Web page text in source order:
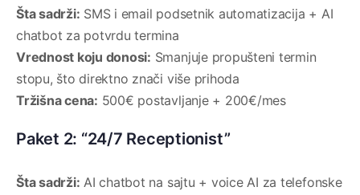
Šta sadrži: SMS i email podsetnik automatizacija + AI
chatbot za potvrdu termina
Vrednost koju donosi: Smanjuje propušteni termin
stopu, što direktno znači više prihoda
Tržišna cena: 500€ postavljanje + 200€/mes
Paket 2: “24/7 Receptionist”
Šta sadrži: AI chatbot na sajtu + voice AI za telefonske